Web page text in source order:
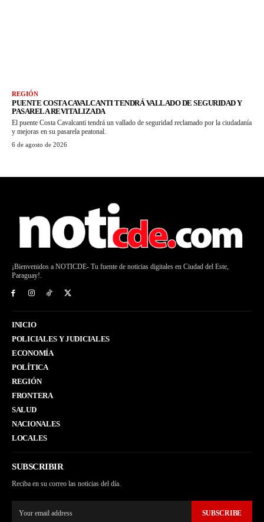
REGIÓN
PUENTE COSTA CAVALCANTI TENDRÁ VALLADO DE SEGURIDAD Y
PASARELA REVITALIZADA
El puente Costa Cavalcanti tendrá un vallado de seguridad reclamado por la ciudadanía
y mejoras en su pasarela peatonal.
6 de agosto de 2026
¡Bienvenidos a NOTICDE- Tu fuente de noticias digitales en Ciudad del Este,
Paraguay!.
INICIO
POLICIALES Y JUDICIALES
ECONOMÍA
POLÍTICA
REGIÓN
FRONTERA
SALUD
NACIONALES
LOCALES
SUBSCRIBIR
Reciba en su correo las noticias del día.
SUBSCRIBE